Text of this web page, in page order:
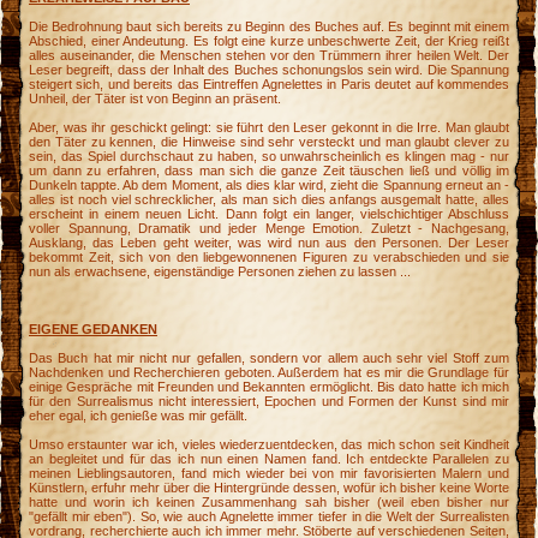
Die Bedrohnung baut sich bereits zu Beginn des Buches auf. Es beginnt mit einem
Abschied, einer Andeutung. Es folgt eine kurze unbeschwerte Zeit, der Krieg reißt
alles auseinander, die Menschen stehen vor den Trümmern ihrer heilen Welt. Der
Leser begreift, dass der Inhalt des Buches schonungslos sein wird. Die Spannung
steigert sich, und bereits das Eintreffen Agnelettes in Paris deutet auf kommendes
Unheil, der Täter ist von Beginn an präsent.
Aber, was ihr geschickt gelingt: sie führt den Leser gekonnt in die Irre. Man glaubt
den Täter zu kennen, die Hinweise sind sehr versteckt und man glaubt clever zu
sein, das Spiel durchschaut zu haben, so unwahrscheinlich es klingen mag - nur
um dann zu erfahren, dass man sich die ganze Zeit täuschen ließ und völlig im
Dunkeln tappte. Ab dem Moment, als dies klar wird, zieht die Spannung erneut an -
alles ist noch viel schrecklicher, als man sich dies anfangs ausgemalt hatte, alles
erscheint in einem neuen Licht. Dann folgt ein langer, vielschichtiger Abschluss
voller Spannung, Dramatik und jeder Menge Emotion. Zuletzt - Nachgesang,
Ausklang, das Leben geht weiter, was wird nun aus den Personen. Der Leser
bekommt Zeit, sich von den liebgewonnenen Figuren zu verabschieden und sie
nun als erwachsene, eigenständige Personen ziehen zu lassen ...
EIGENE GEDANKEN
Das Buch hat mir nicht nur gefallen, sondern vor allem auch sehr viel Stoff zum
Nachdenken und Recherchieren geboten. Außerdem hat es mir die Grundlage für
einige Gespräche mit Freunden und Bekannten ermöglicht. Bis dato hatte ich mich
für den Surrealismus nicht interessiert, Epochen und Formen der Kunst sind mir
eher egal, ich genieße was mir gefällt.
Umso erstaunter war ich, vieles wiederzuentdecken, das mich schon seit Kindheit
an begleitet und für das ich nun einen Namen fand. Ich entdeckte Parallelen zu
meinen Lieblingsautoren, fand mich wieder bei von mir favorisierten Malern und
Künstlern, erfuhr mehr über die Hintergründe dessen, wofür ich bisher keine Worte
hatte und worin ich keinen Zusammenhang sah bisher (weil eben bisher nur
"gefällt mir eben"). So, wie auch Agnelette immer tiefer in die Welt der Surrealisten
vordrang, recherchierte auch ich immer mehr. Stöberte auf verschiedenen Seiten,